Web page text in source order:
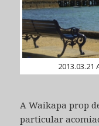
2013.03.21
A Waikapa prop
particular